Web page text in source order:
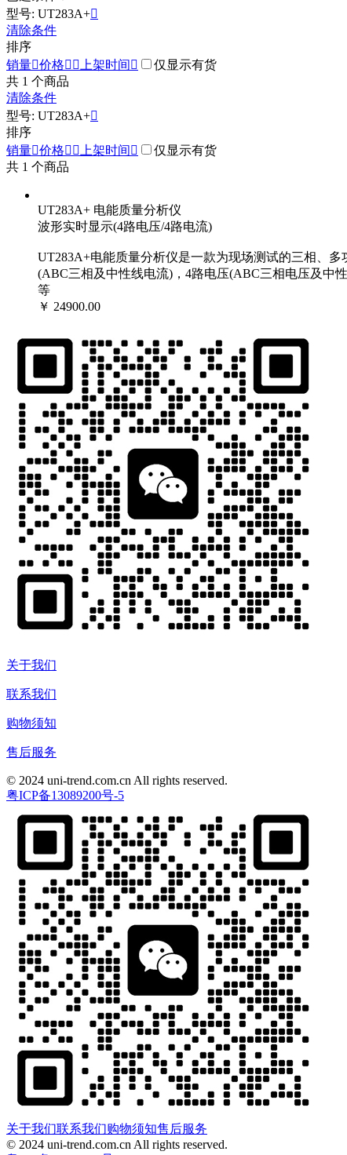
型号: UT283A+
清除条件
排序
销量价格  上架时间 
仅显示有货
共 1 个商品
清除条件
型号: UT283A+
排序
销量价格  上架时间 
仅显示有货
共 1 个商品
UT283A+ 电能质量分析仪
波形实时显示(4路电压/4路电流)
UT283A+电能质量分析仪是一款为现场测试的三相、
(ABC三相及中性线电流)，4路电压(ABC三相电压及中
等
￥ 24900.00
关于我们
联系我们
购物须知
售后服务
© 2024 uni-trend.com.cn All rights reserved.
粤ICP备13089200号-5
关于我们联系我们购物须知售后服务
© 2024 uni-trend.com.cn All rights reserved.